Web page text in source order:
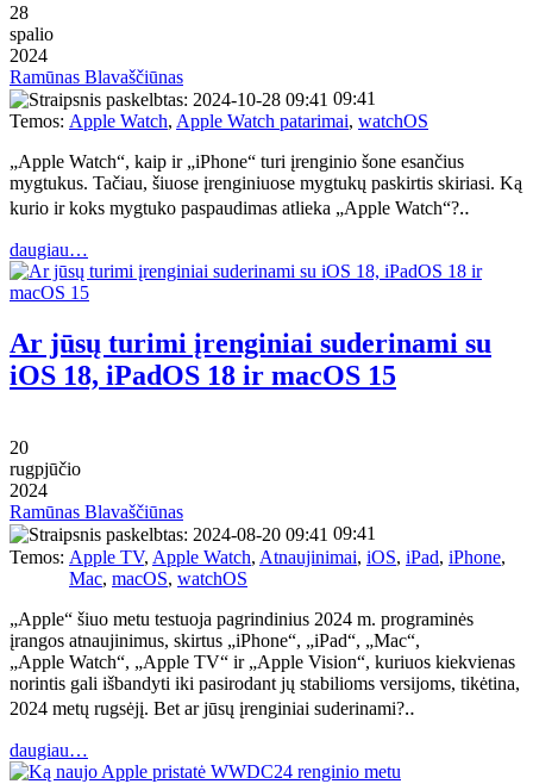
28
spalio
2024
Ramūnas Blavaščiūnas
09:41
Temos: Apple Watch, Apple Watch patarimai, watchOS
„Apple Watch“, kaip ir „iPhone“ turi įrenginio šone esančius
mygtukus. Tačiau, šiuose įrenginiuose mygtukų paskirtis skiriasi. Ką
kurio ir koks mygtuko paspaudimas atlieka „Apple Watch“?‥
daugiau…
Ar jūsų turimi įrenginiai suderinami su
iOS 18, iPadOS 18 ir macOS 15
20
rugpjūčio
2024
Ramūnas Blavaščiūnas
09:41
Temos: Apple TV, Apple Watch, Atnaujinimai, iOS, iPad, iPhone,
Mac, macOS, watchOS
„Apple“ šiuo metu testuoja pagrindinius 2024 m. programinės
įrangos atnaujinimus, skirtus „iPhone“, „iPad“, „Mac“,
„Apple Watch“, „Apple TV“ ir „Apple Vision“, kuriuos kiekvienas
norintis gali išbandyti iki pasirodant jų stabilioms versijoms, tikėtina,
2024 metų rugsėjį. Bet ar jūsų įrenginiai suderinami?‥
daugiau…